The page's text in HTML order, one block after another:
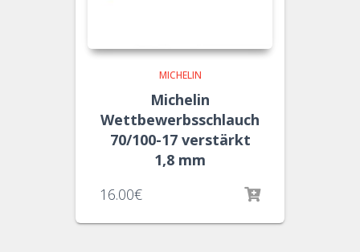
MICHELIN
Michelin
Wettbewerbsschlauch
70/100-17 verstärkt
1,8 mm
16.00€